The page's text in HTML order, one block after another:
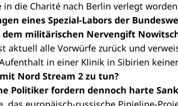
in die Charité nach Berlin verlegt
eines Spezial-Labors der
militärischen Nervengift
aktuell alle Vorwürfe zurück und
in einer Klinik in Sibirien
Nord Stream 2 zu tun?
Politiker fordern dennoch harte